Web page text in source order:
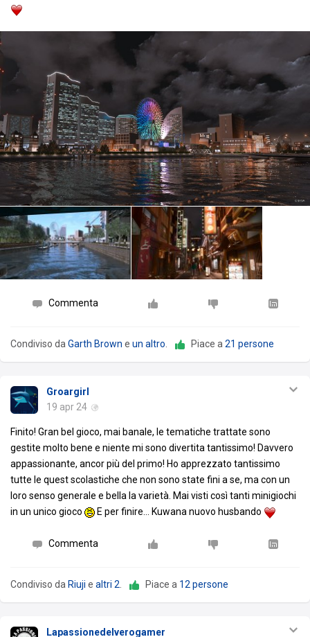
Commenta
Condiviso daGarth Brown e un altro. Piace a21 persone
Groargirl
19 apr 24
Finito! Gran bel gioco, mai banale, le tematiche trattate sono
gestite molto bene e niente mi sono divertita tantissimo! Davvero
appassionante, ancor più del primo! Ho apprezzato tantissimo
tutte le quest scolastiche che non sono state fini a se, ma con un
loro senso generale e bella la varietà. Mai visti così tanti minigiochi
in un unico gioco
E per finire... Kuwana nuovo husbando
Commenta
Condiviso da Riuji e altri 2. Piace a 12 persone
Lapassionedelverogamer